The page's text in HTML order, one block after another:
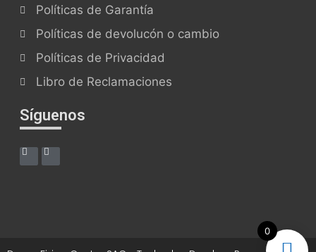
Políticas de Garantía
Políticas de devolucón o cambio
Políticas de Privacidad
Libro de Reclamaciones
Síguenos
0